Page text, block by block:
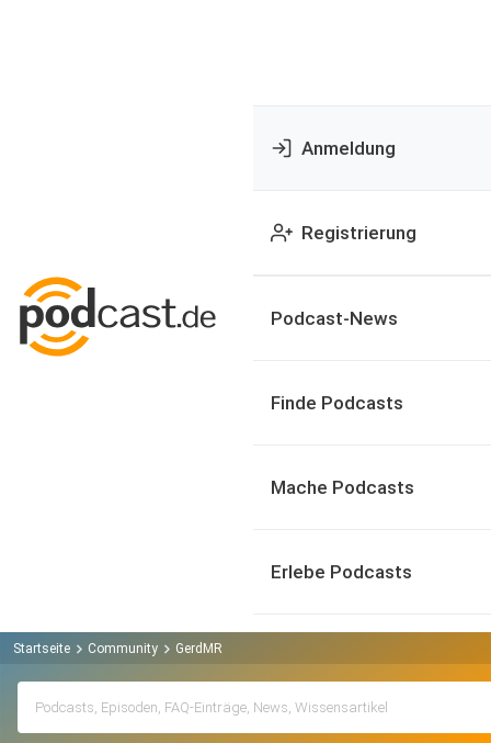
Anmeldung
Registrierung
Podcast-News
Finde Podcasts
Mache Podcasts
Erlebe Podcasts
Startseite Community GerdMR